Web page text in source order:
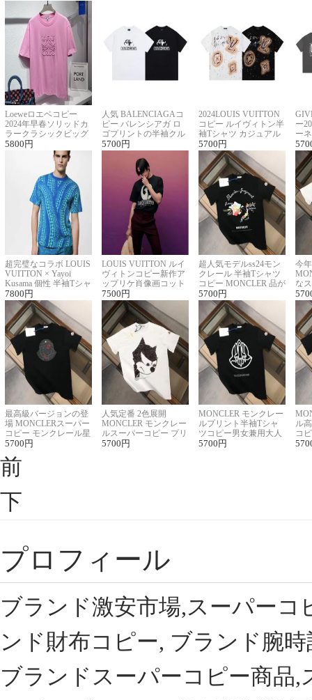
Loeweロエベコピー
2024年早春ソリッドカ
ラークラシックビッグ
ロゴ刺繍Tシャツ
5800 円
人気 BALENCIAGAコ
ピー バレンシアガ ロ
ゴプリントの半袖クル
ーネックTシャツ
5700 円
2024LOUIS VUITTON
コピー ルイヴィトン半
袖Tシャツ カジュアル
に馴染む 2色展開
5700 円
ー
ー
ー
超完璧なコラボ LOUIS
VUITTON × Yayoi
Kusama 個性 半袖Tシャ
ツコピー男女兼用
7800 円
LOUIS VUITTON ルイ
ヴィトンコピー新作ア
ップリケ肖像画コット
ンニット半袖Tシャツ
7500 円
超人気モデルss24モン
クレール 半袖Tシャツ
コピー MONCLER 品が
良く見た目
5700 円
今
な
ル
最高級バージョンの登
場 MONCLERスーパー
コピー モンクレール星
座半袖Tシャツ
5700 円
人気定番 2色展開
MONCLER モンクレー
ルスーパーコピー プリ
ント半袖Tシャツ
5700 円
MONCLER モンクレー
ルプリント半袖Tシャ
ツコピー男女兼用大人
可愛い春夏コーデ
5700 円
ル
コ
ィ
前
下
プロフィール
ブランド激安市場,スーパー
ンド財布コピー, ブランド腕
ブランドスーパーコピー商品